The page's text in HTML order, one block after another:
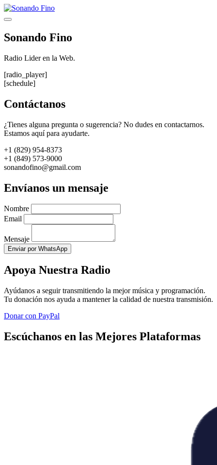
Saltar
al
Menú
Sonando Fino
Radio Lider en la Web.
[radio_player]
[schedule]
Contáctanos
¿Tienes alguna pregunta o sugerencia? No dudes en contactarnos.
Estamos aquí para ayudarte.
+1 (829) 954-8373
+1 (849) 573-9000
sonandofino@gmail.com
Envíanos un mensaje
Nombre
Email
Mensaje
Enviar por WhatsApp
Apoya Nuestra Radio
Ayúdanos a seguir transmitiendo la mejor música y programación.
Tu donación nos ayuda a mantener la calidad de nuestra transmisión.
Donar con PayPal
Escúchanos en las Mejores Plataformas